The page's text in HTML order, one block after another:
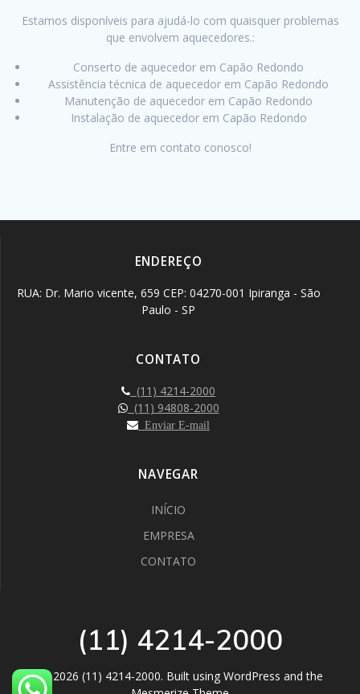
Estamos disponíveis para ajudá-lo com quaisquer problemas
que envolvem aquecedores.:
Conserto de aquecedor em Capão Redondo
Assistência técnica de aquecedor em Capão Redondo
Manutenção de aquecedor em Capão Redondo
Instalação de aquecedor em Capão Redondo
Entre em contato conosco!
ENDEREÇO
RUA: Dr. Mario vicente, 659 CEP: 04270-001 Ipiranga - São
Paulo - SP
CONTATO
(11) 4214-2000
(11) 94808-2000
Enviar E-mail
NAVEGAR
INÍCIO
EMPRESA
CONTATO
(11) 4214-2000
© 2026 (11) 4214-2000. Built using WordPress and the